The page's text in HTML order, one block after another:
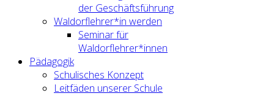
der Geschäftsführung
Waldorflehrer*in werden
Seminar für
Waldorflehrer*innen
Pädagogik
Schulisches Konzept
Leitfäden unserer Schule